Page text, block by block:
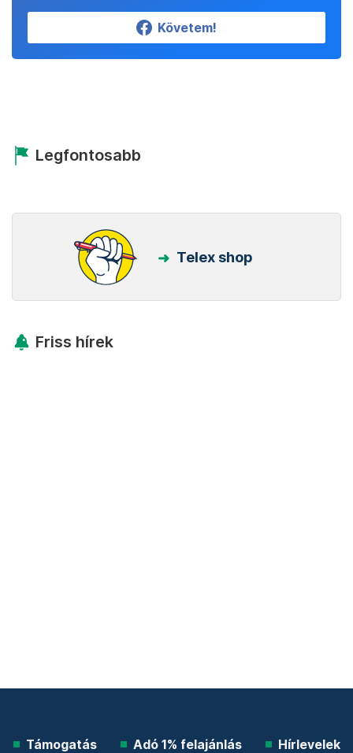
Követem!
Legfontosabb
Telex shop
Friss hírek
Támogatás Adó 1% felajánlás Hírlevelek